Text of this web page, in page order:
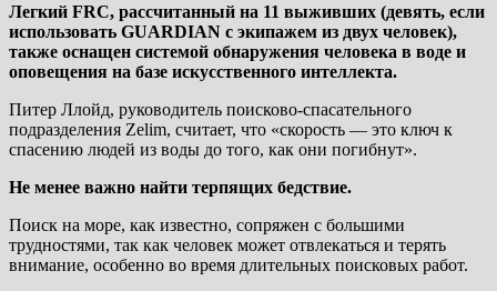
Легкий FRC, рассчитанный на 11 выживших (девять, если
использовать GUARDIAN с экипажем из двух человек),
также оснащен системой обнаружения человека в воде и
оповещения на базе искусственного интеллекта.
Питер Ллойд, руководитель поисково-спасательного
подразделения Zelim, считает, что «скорость — это ключ к
спасению людей из воды до того, как они погибнут».
Не менее важно найти терпящих бедствие.
Поиск на море, как известно, сопряжен с большими
трудностями, так как человек может отвлекаться и терять
внимание, особенно во время длительных поисковых работ.